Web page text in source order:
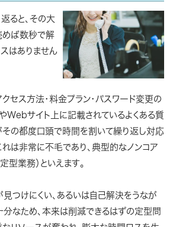
ると、その大
めば数秒で解
はありません
クセス方法・料金プラン・パスワード変更の
Webサイト上に記載されているよくある質
その都度口頭で時間を割いて繰り返し対応
れは非常に不毛であり、典型的なノンコア
型業務）といえます。
つけにくい、あるいは自己解決をうなが
なため、本来は削減できるはずの定型問